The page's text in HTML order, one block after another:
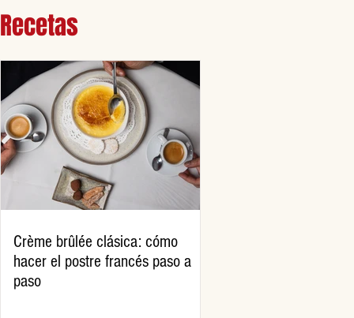
Recetas
Crème brûlée clásica: cómo
hacer el postre francés paso a
paso